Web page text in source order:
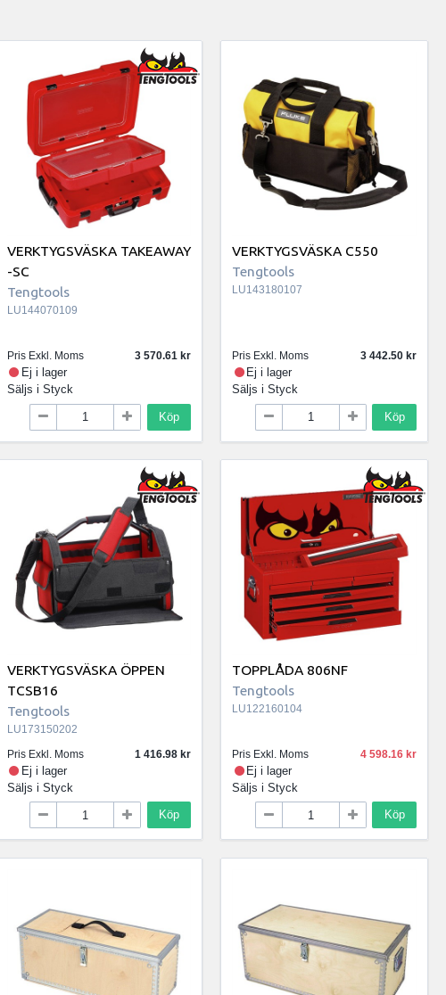
VERKTYGSVÄSKA TAKEAWAY
-SC
Tengtools
LU144070109
Pris Exkl. Moms 3 570.61
Ej i lager
Säljs i Styck
Köp
VERKTYGSVÄSKA C550
Tengtools
LU143180107
Pris Exkl. Moms 3 442.50
Ej i lager
Säljs iStyck
Köp
VERKTYGSVÄSKA ÖPPEN
TCSB16
Tengtools
LU173150202
Pris Exkl. Moms
1 416.98
Ej i lager
Säljs i Styck
Köp
TOPPLÅDA 806NF
Tengtools
LU122160104
Pris Exkl. Moms 4 598.16
Ej i lager
Säljs iStyck
Köp